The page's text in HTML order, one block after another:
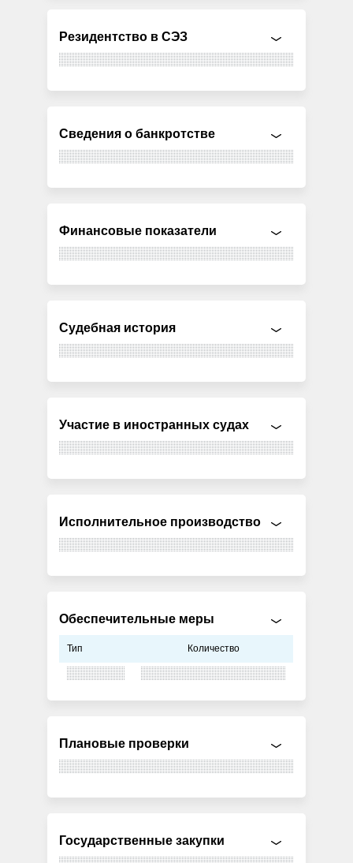
Резидентство в СЭЗ
Сведения о банкротстве
Финансовые показатели
Судебная история
Участие в иностранных судах
Исполнительное производство
Обеспечительные меры
Тип Количество
Плановые проверки
Государственные закупки